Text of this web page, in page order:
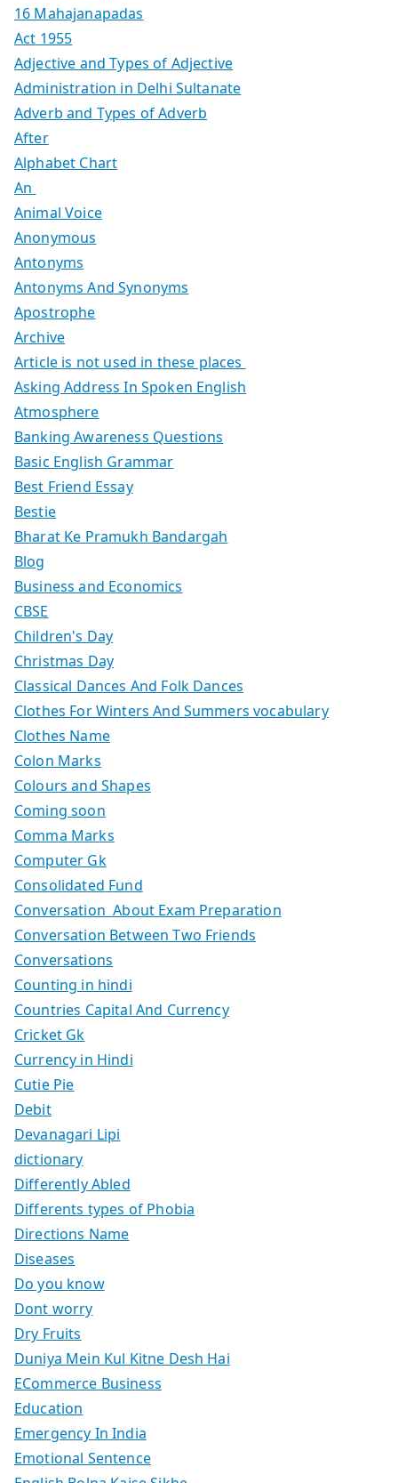
16 Mahajanapadas
Act 1955
Adjective and Types of Adjective
Administration in Delhi Sultanate
Adverb and Types of Adverb
After
Alphabet Chart
An
Animal Voice
Anonymous
Antonyms
Antonyms And Synonyms
Apostrophe
Archive
Article is not used in these places
Asking Address In Spoken English
Atmosphere
Banking Awareness Questions
Basic English Grammar
Best Friend Essay
Bestie
Bharat Ke Pramukh Bandargah
Blog
Business and Economics
CBSE
Children's Day
Christmas Day
Classical Dances And Folk Dances
Clothes For Winters And Summers vocabulary
Clothes Name
Colon Marks
Colours and Shapes
Coming soon
Comma Marks
Computer Gk
Consolidated Fund
Conversation About Exam Preparation
Conversation Between Two Friends
Conversations
Counting in hindi
Countries Capital And Currency
Cricket Gk
Currency in Hindi
Cutie Pie
Debit
Devanagari Lipi
dictionary
Differently Abled
Differents types of Phobia
Directions Name
Diseases
Do you know
Dont worry
Dry Fruits
Duniya Mein Kul Kitne Desh Hai
ECommerce Business
Education
Emergency In India
Emotional Sentence